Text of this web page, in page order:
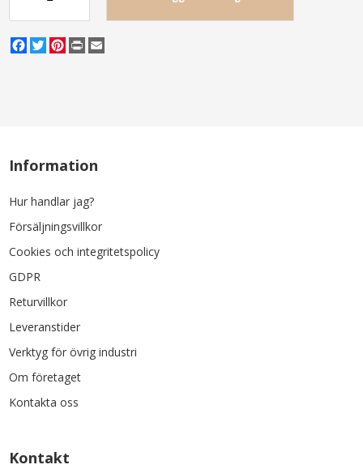
Facebook
TwitterPinterest
Print
Information
Hur handlar jag?
Försäljningsvillkor
Cookies och integritetspolicy
GDPR
Returvillkor
Leveranstider
Verktyg för övrig industri
Om företaget
Kontakta oss
Kontakt